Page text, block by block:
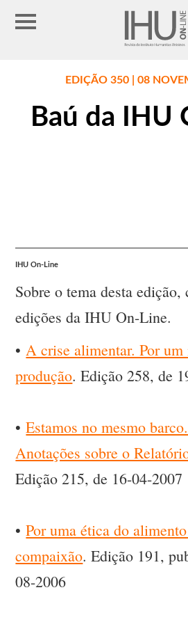
EDIÇÃO 350 | 08
Baú da IHU
IHU On-Line
Sobre o tema desta edição,
edições da IHU On-Line.
•A crise alimentar. Por
produção. Edição 258, de
•Estamos no mesmo
Anotações sobre o
Edição 215, de 16-04-2007
•Por uma ética do
compaixão. Edição 191,
08-2006